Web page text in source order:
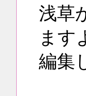
浅草
ます
編集